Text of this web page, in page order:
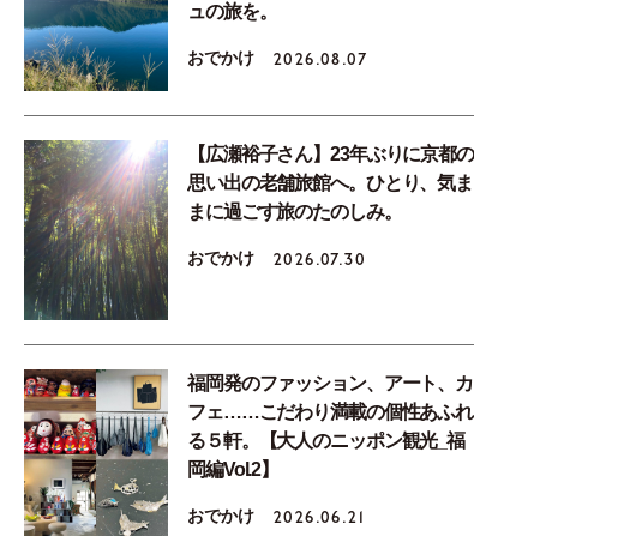
ュの旅を。
おでかけ 2026.08.07
【広瀬裕子さん】23年ぶりに京都の
思い出の老舗旅館へ。ひとり、気ま
まに過ごす旅のたのしみ。
おでかけ 2026.07.30
福岡発のファッション、アート、カ
フェ……こだわり満載の個性あふれ
る５軒。【大人のニッポン観光_福
岡編Vol.2】
おでかけ 2026.06.21